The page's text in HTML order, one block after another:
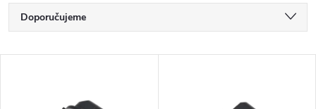
Ř
a
Doporučujeme
Nejprodávanější